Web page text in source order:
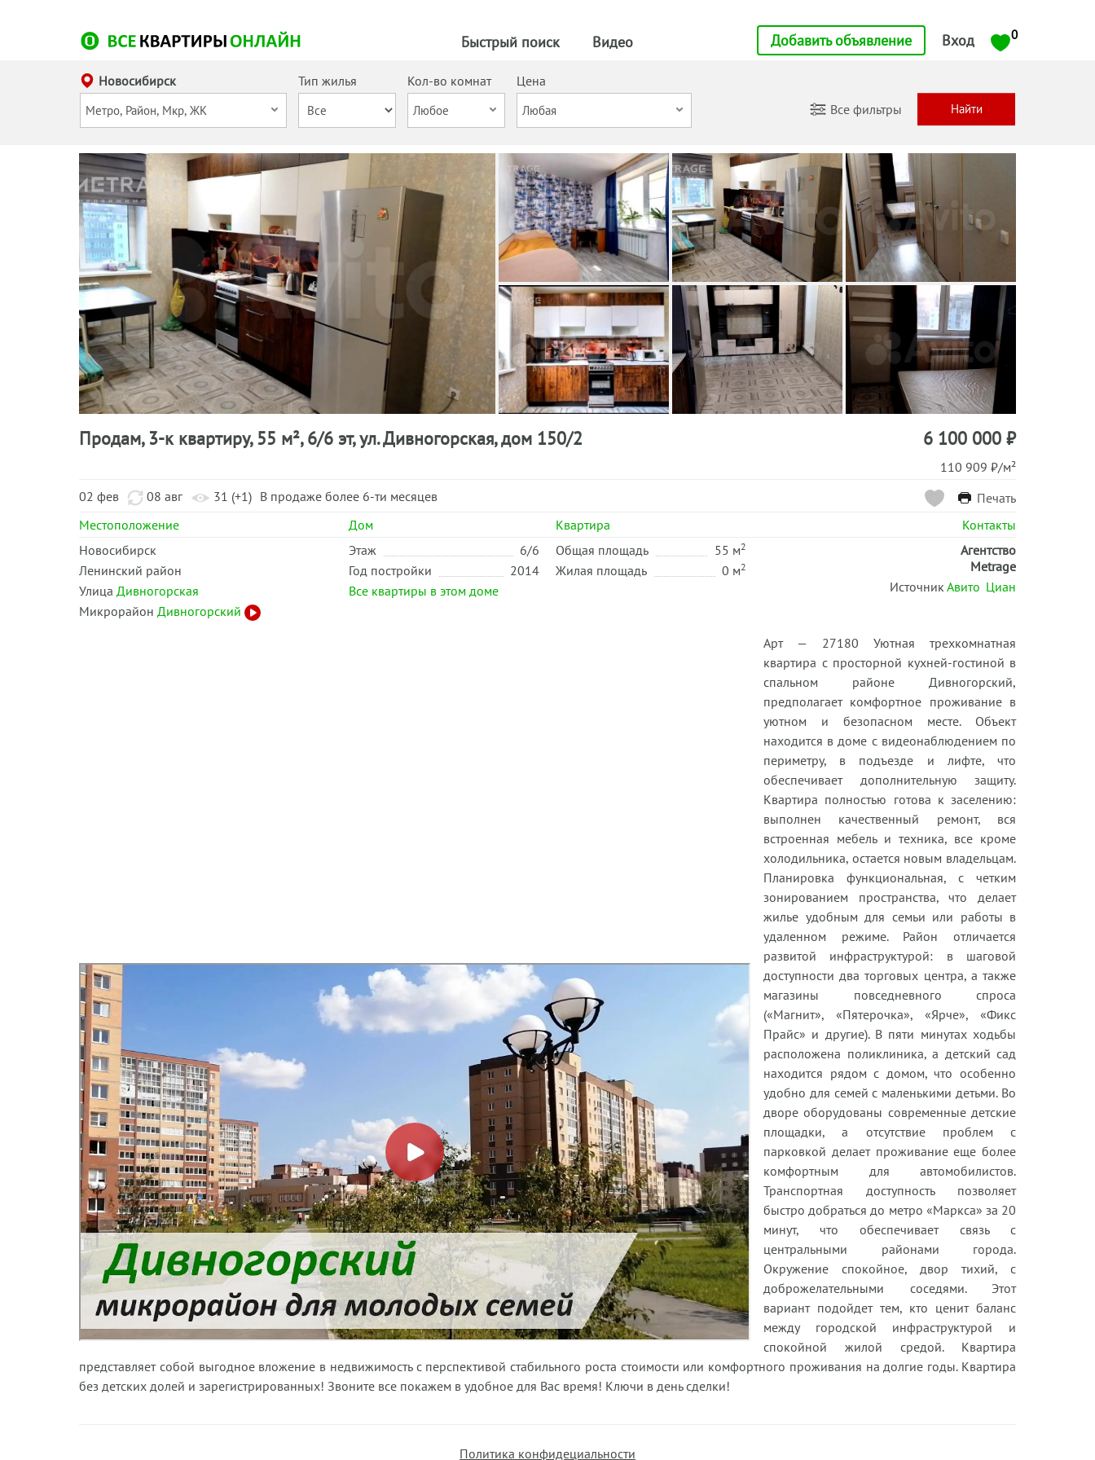
Быстрый поиск Видео Добавить объявление Вход 0
Новосибирск Тип жилья Кол-во комнат
Цена
Все фильтры
Продам, 3-к квартиру, 55 м², 6/6 эт,ул. Дивногорская, дом 150/2 6 100 000 ₽
110 909 ₽/м²
02 фев
08 авг 31 (+1) В продаже более 6-ти месяцев
Печать
Местоположение
Дом Квартира
Контакты
Новосибирск
Ленинский район
Улица Дивногорская
Микрорайон Дивногорский
Этаж
6/6
Год постройки
2014
Все квартиры в этом доме
Общая площадь 55 м2
Жилая площадь 0 м2
Агентство
Metrage
ИсточникАвито Циан
Арт — 27180 Уютная трехкомнатная
квартира с просторной кухней-гостиной в
спальном районе Дивногорский,
предполагает комфортное проживание в
уютном и безопасном месте. Объект
находится в доме с видеонаблюдением по
периметру, в подъезде и лифте, что
обеспечивает дополнительную защиту.
Квартира полностью готова к заселению:
выполнен качественный ремонт, вся
встроенная мебель и техника, все кроме
холодильника, остается новым владельцам.
Планировка функциональная, с четким
зонированием пространства, что делает
жилье удобным для семьи или работы в
удаленном режиме. Район отличается
развитой инфраструктурой: в шаговой
доступности два торговых центра, а также
магазины повседневного спроса
(«Магнит», «Пятерочка», «Ярче», «Фикс
Прайс» и другие). В пяти минутах ходьбы
расположена поликлиника, а детский сад
находится рядом с домом, что особенно
удобно для семей с маленькими детьми. Во
дворе оборудованы современные детские
площадки, а отсутствие проблем с
парковкой делает проживание еще более
комфортным для автомобилистов.
Транспортная доступность позволяет
быстро добраться до метро «Маркса» за 20
минут, что обеспечивает связь с
центральными районами города.
Окружение спокойное, двор тихий, с
доброжелательными соседями. Этот
вариант подойдет тем, кто ценит баланс
между городской инфраструктурой и
спокойной жилой средой. Квартира
представляет собой выгодное вложение в недвижимость с перспективой стабильного роста стоимости или комфортного проживания на долгие годы. Квартира
без детских долей и зарегистрированных! Звоните все покажем в удобное для Вас время! Ключи в день сделки!
Политика конфидециальности